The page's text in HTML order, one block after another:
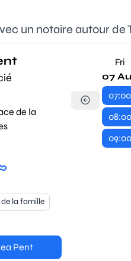
un notaire autour de
de la
la famille
Pent
Fri
07
07:00
08:00
09:00